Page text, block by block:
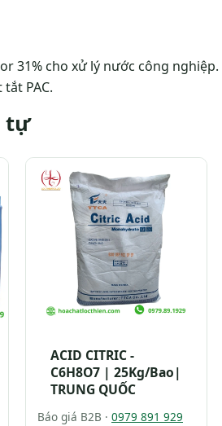
31% cho xử lý nước công
PAC.
tự
ACID CITRIC -
C6H8O7 | 25Kg/Bao|
TRUNG QUỐC
Báo giá B2B · 0979 891 929